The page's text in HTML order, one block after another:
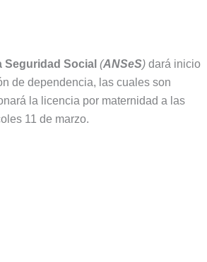
Social (ANSeS) dará inicio
de dependencia, las cuales son
la licencia por maternidad a las
11 de marzo.